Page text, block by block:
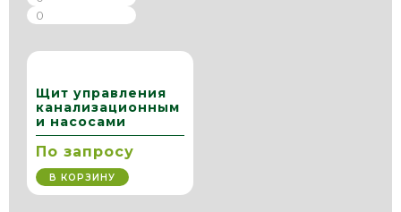
Щит управления
канализационным
и насосами
По запросу
В КОРЗИНУ